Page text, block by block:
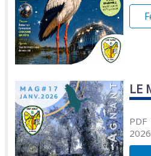
LE
PDF
2026